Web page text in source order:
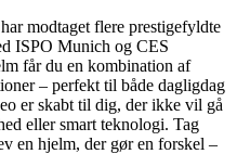
modtaget flere prestigefyldte
ISPO Munich og CES
får du en kombination af
– perfekt til både dagligdag
er skabt til dig, der ikke vil gå
eller smart teknologi. Tag
en hjelm, der gør en forskel –